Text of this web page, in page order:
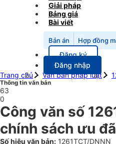
Giải pháp
Bảng giá
Bài viết
Bản án Hợp đồng
Đăng ký
Đăng nhập
Trang chủ
Văn bản pháp luật
Thông tin văn bản
63
0
Công văn số
chính sách ưu
Số hiệu văn bản: 1261TCT/DNNN